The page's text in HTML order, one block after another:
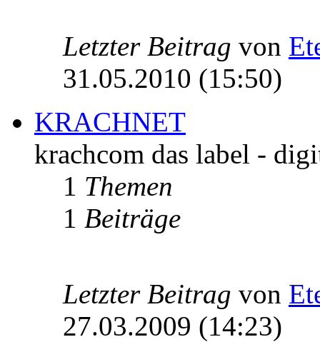
Letzter Beitrag von
31.05.2010 (15:50)
KRACHNET
krachcom das label -
1 Themen
1 Beiträge
Letzter Beitrag von
27.03.2009 (14:23)